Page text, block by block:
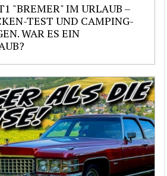
"BREMER" IM URLAUB –
TEST UND CAMPING-
WAR ES EIN